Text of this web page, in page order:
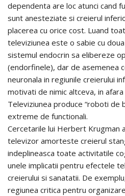
dependenta are loc atunci cand
sunt anesteziate si creierul
placerea cu orice cost. Luand
televiziunea este o sabie cu
sistemul endocrin sa elibereze
(endorfinele), dar de asemenea
neuronala in regiunile creierului
motivati de nimic altceva, in
Televiziunea produce “roboti de
extreme de functionali.
Cercetarile lui Herbert Krugman
televizor amorteste creierul
indeplineasca toate activitatile
unele implicatii pentru efectele
creierului si sanatatii. De
regiunea critica pentru